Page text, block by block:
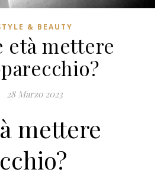
& BEAUTY
età mettere
28 Marzo 2023
mettere